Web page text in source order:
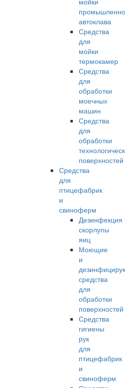
автоклава
Средства
для
мойки
термокамер
Средства
для
обработки
моечных
машин
Средства
для
обработки
поверхностей
Средства
для
птицефабрик
и
свиноферм
Дезинфекция
скорлупы
яиц
Моющие
и
средства
для
обработки
поверхностей
Средства
гигиены
рук
для
птицефабрик
и
свиноферм